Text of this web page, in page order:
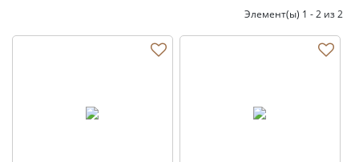
Элемент(ы) 1 - 2 из 2